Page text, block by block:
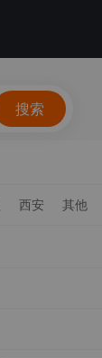
搜索
西安 其他